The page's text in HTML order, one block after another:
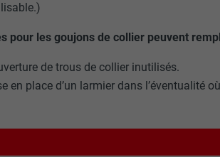
pour les goujons de collier peuvent
de trous de collier inutilisés.
en place d’un larmier dans l’éventualité